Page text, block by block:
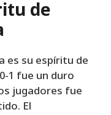
de
es su espíritu de
1 fue un duro
jugadores fue
El